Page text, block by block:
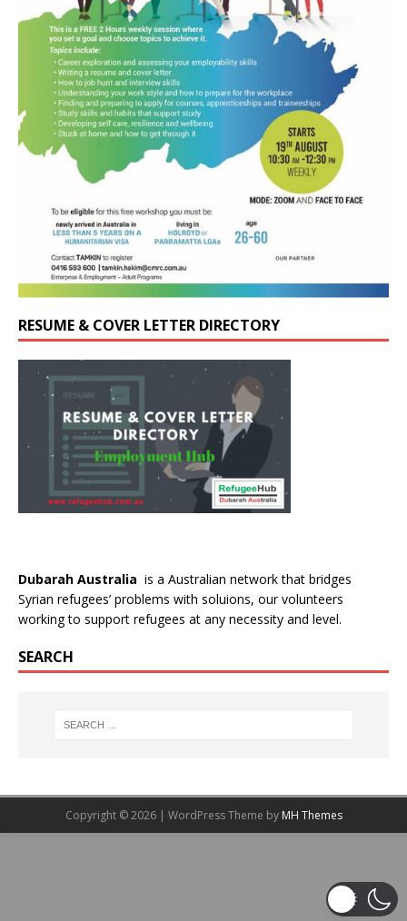
RESUME & COVER LETTER DIRECTORY
Dubarah Australia is a Australian network that bridges
Syrian refugees’ problems with soluions, our volunteers
working to support refugees at any necessity and level.
SEARCH
Copyright © 2026 | WordPress Theme by MH Themes